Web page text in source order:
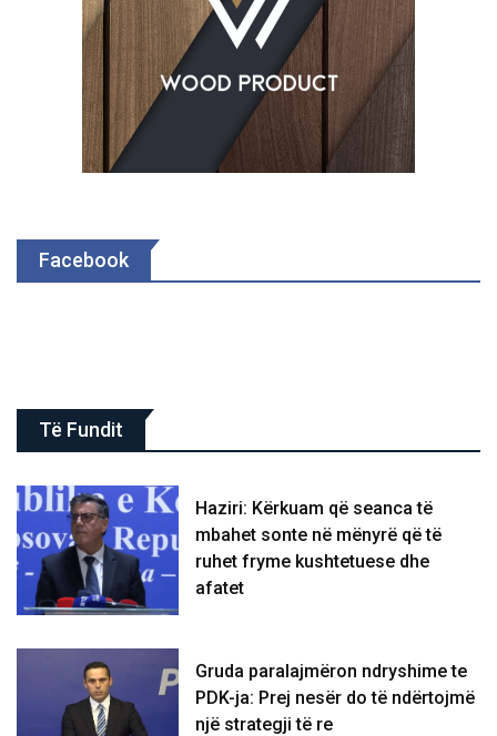
Facebook
Të Fundit
Haziri: Kërkuam që seanca të
mbahet sonte në mënyrë që të
ruhet fryme kushtetuese dhe
afatet
Gruda paralajmëron ndryshime te
PDK-ja: Prej nesër do të ndërtojmë
një strategji të re